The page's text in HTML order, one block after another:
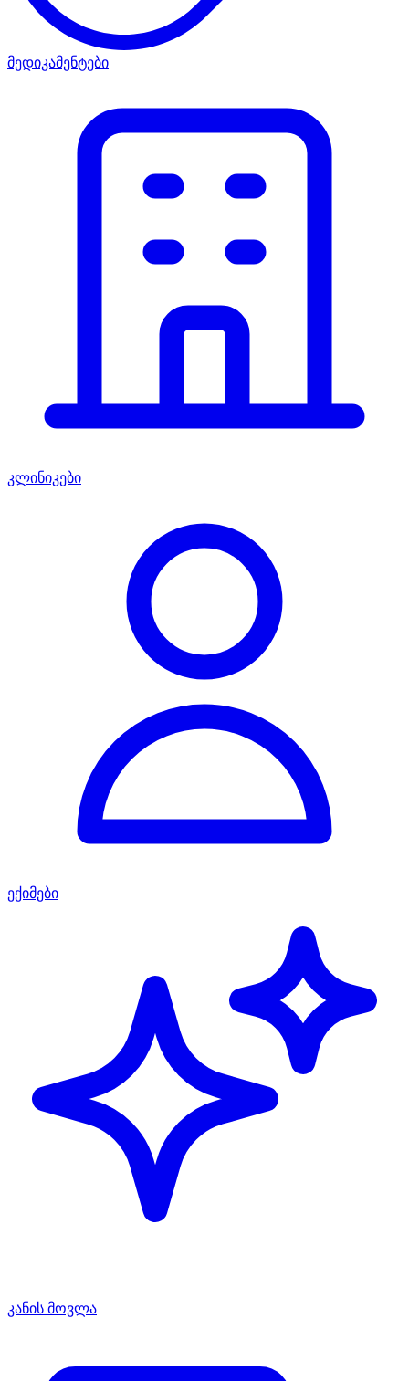
მედიკამენტები
კლინიკები
ექიმები
კანის მოვლა